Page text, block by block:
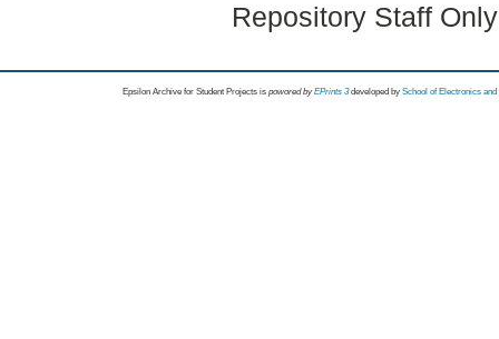
Repository Staff
Epsilon Archive for Student Projects is powored byEPrints 3 developed by School of Electronics